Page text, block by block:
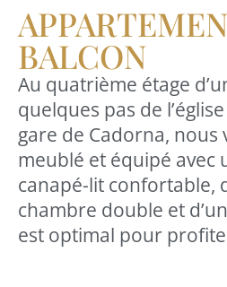
BALCON
Au quatrième étage
quelques pas de
gare de Cadorna,
meublé et équipé avec
canapé-lit confortable,
chambre double et
est optimal pour